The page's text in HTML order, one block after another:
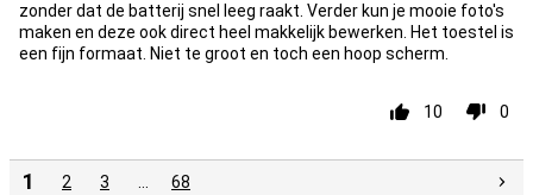
zonder dat de batterij snel leeg raakt. Verder kun je mooie foto's
maken en deze ook direct heel makkelijk bewerken. Het toestel is
een fijn formaat. Niet te groot en toch een hoop scherm.
10 0
1 2 3 68